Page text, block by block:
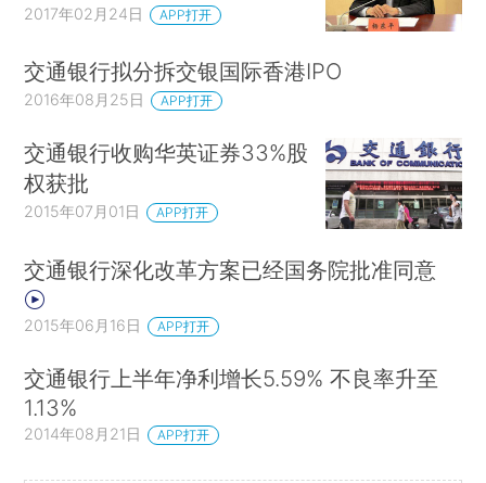
2017年02月24日 APP打开
交通银行拟分拆交银国际香港IPO
2016年08月25日 APP打开
交通银行收购华英证券33%股
权获批
2015年07月01日 APP打开
交通银行深化改革方案已经国务院批准同意
2015年06月16日 APP打开
交通银行上半年净利增长5.59% 不良率升至
1.13%
2014年08月21日 APP打开